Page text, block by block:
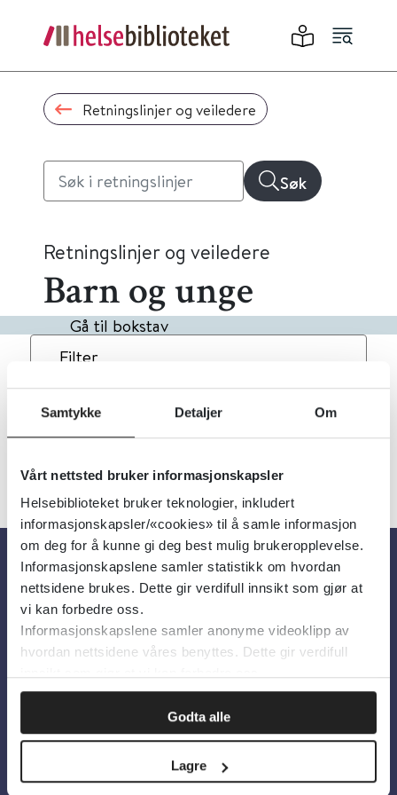
Samtykke Detaljer Om
Vårt nettsted bruker informasjonskapsler
Helsebiblioteket bruker teknologier, inkludert
informasjonskapsler/«cookies» til å samle informasjon
om deg for å kunne gi deg best mulig brukeropplevelse.
Informasjonskapslene samler statistikk om hvordan
nettsidene brukes. Dette gir verdifull innsikt som gjør at
vi kan forbedre oss.
Informasjonskapslene samler anonyme videoklipp av
hvordan nettsidene våres benyttes. Dette gir verdifull
Godta alle
Lagre
Retningslinjer og veiledere
Søk
Retningslinjer og veiledere
Barn og unge
Gå til bokstav
Filter
5Treff Dato Alfabetisk
Om oss
Om Helsebiblioteket
Personvern og informasjonskapsler
Tilgjengelighetserklæring
Information in English
Bilder fra Colourbox.com